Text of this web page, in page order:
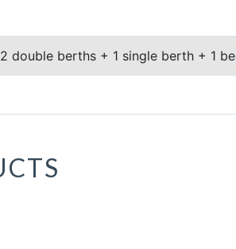
double berths + 1 single berth + 1